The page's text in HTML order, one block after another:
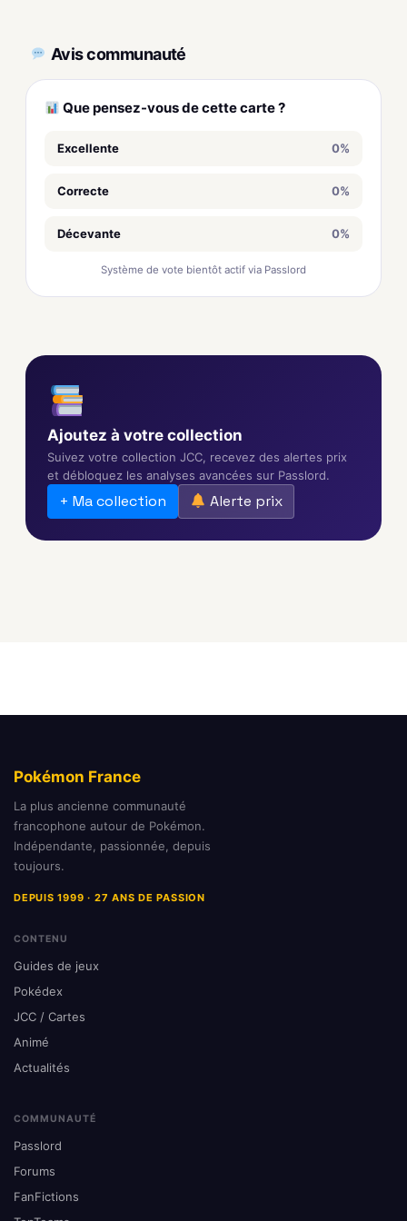
Avis communauté
Que pensez-vous de cette carte ?
Excellente 0%
Correcte 0%
Décevante 0%
Système de vote bientôt actif via Passlord
Ajoutez à votre collection
Suivez votre collection JCC, recevez des alertes prix
et débloquez les analyses avancées sur Passlord.
+ Ma collection Alerte prix
Pokémon France
La plus ancienne communauté
francophone autour de Pokémon.
Indépendante, passionnée, depuis
toujours.
DEPUIS 1999 · 27 ANS DE PASSION
CONTENU
Guides de jeux
Pokédex
JCC / Cartes
Animé
Actualités
COMMUNAUTÉ
Passlord
Forums
FanFictions